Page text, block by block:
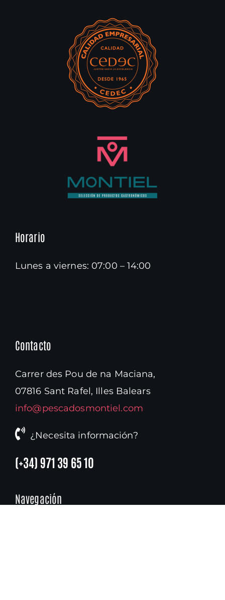
Horario
Lunes a viernes: 07:00 – 14:00
Contacto
Carrer des Pou de na Maciana,
07816 Sant Rafel, Illes Balears
info@pescadosmontiel.com
¿Necesita información?
(+34) 971 39 65 10
Navegación